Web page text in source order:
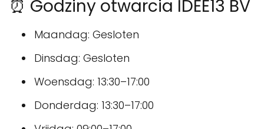
⏰ Godziny otwarcia IDEE13 BV
Maandag: Gesloten
Dinsdag: Gesloten
Woensdag: 13:30–17:00
Donderdag: 13:30–17:00